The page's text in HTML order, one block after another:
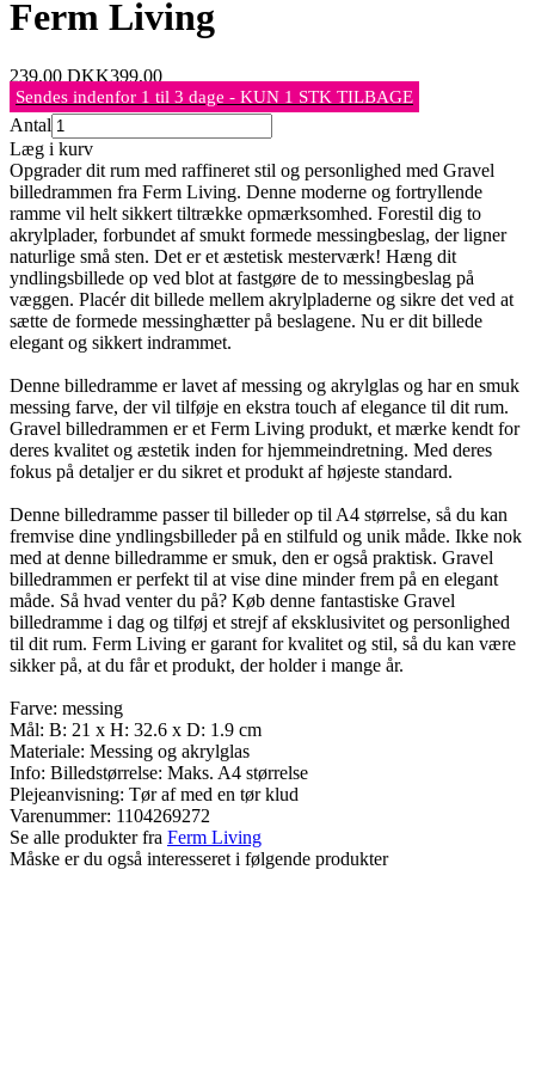
Ferm Living
239,00 DKK399,00
Sendes indenfor 1 til 3 dage - KUN 1 STK TILBAGE
Antal
Læg i kurv
Opgrader dit rum med raffineret stil og personlighed med Gravel
billedrammen fra Ferm Living. Denne moderne og fortryllende
ramme vil helt sikkert tiltrække opmærksomhed. Forestil dig to
akrylplader, forbundet af smukt formede messingbeslag, der ligner
naturlige små sten. Det er et æstetisk mesterværk! Hæng dit
yndlingsbillede op ved blot at fastgøre de to messingbeslag på
væggen. Placér dit billede mellem akrylpladerne og sikre det ved at
sætte de formede messinghætter på beslagene. Nu er dit billede
elegant og sikkert indrammet.
Denne billedramme er lavet af messing og akrylglas og har en smuk
messing farve, der vil tilføje en ekstra touch af elegance til dit rum.
Gravel billedrammen er et Ferm Living produkt, et mærke kendt for
deres kvalitet og æstetik inden for hjemmeindretning. Med deres
fokus på detaljer er du sikret et produkt af højeste standard.
Denne billedramme passer til billeder op til A4 størrelse, så du kan
fremvise dine yndlingsbilleder på en stilfuld og unik måde. Ikke nok
med at denne billedramme er smuk, den er også praktisk. Gravel
billedrammen er perfekt til at vise dine minder frem på en elegant
måde. Så hvad venter du på? Køb denne fantastiske Gravel
billedramme i dag og tilføj et strejf af eksklusivitet og personlighed
til dit rum. Ferm Living er garant for kvalitet og stil, så du kan være
sikker på, at du får et produkt, der holder i mange år.
Farve: messing
Mål: B: 21 x H: 32.6 x D: 1.9 cm
Materiale: Messing og akrylglas
Info: Billedstørrelse: Maks. A4 størrelse
Plejeanvisning: Tør af med en tør klud
Varenummer: 1104269272
Se alle produkter fra Ferm Living
Måske er du også interesseret i følgende produkter